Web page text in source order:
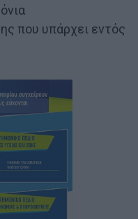
που υπάρχει εντός